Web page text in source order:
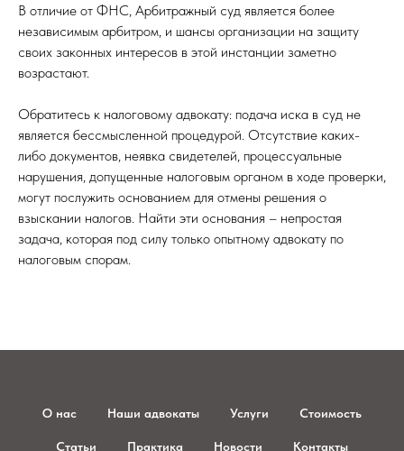
В отличие от ФНС, Арбитражный суд является более
независимым арбитром, и шансы организации на защиту
своих законных интересов в этой инстанции заметно
возрастают.
Обратитесь к налоговому адвокату: подача иска в суд не
является бессмысленной процедурой. Отсутствие каких-
либо документов, неявка свидетелей, процессуальные
нарушения, допущенные налоговым органом в ходе проверки,
могут послужить основанием для отмены решения о
взыскании налогов. Найти эти основания – непростая
задача, которая под силу только опытному адвокату по
налоговым спорам.
О нас Наши адвокаты Услуги Стоимость
Статьи Практика Новости Контакты